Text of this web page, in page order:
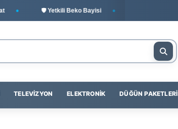
🛡️ Yetkili Beko Bayisi
TELEVIZYON ELEKTRONIK DÜĞÜN PAKETLERI